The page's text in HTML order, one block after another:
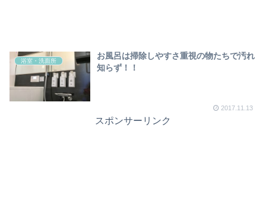
浴室・洗面所
お風呂は掃除しやすさ重視の物たちで汚れ
知らず！！
2017.11.13
スポンサーリンク